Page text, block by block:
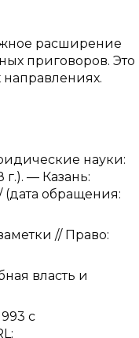
расширение
приговоров. Это
науки:
— Казань:
(дата обращения:
// Право:
власть и
с